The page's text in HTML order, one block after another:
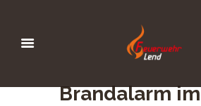
Brandalarm im